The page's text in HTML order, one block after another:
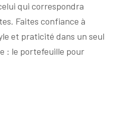
qui correspondra
Faites confiance à
et praticité dans un seul
: le portefeuille pour